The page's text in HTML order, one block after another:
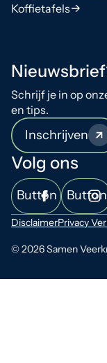
Koffietafels
Schrijf je in op
en tips.
Inschrijven
Volg ons
Button Button
© 2026 Samen
DisclaimerPrivacy